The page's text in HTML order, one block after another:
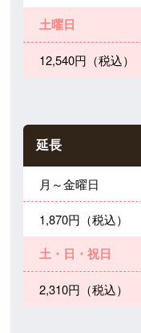
土曜日
12,540円（税込）
延長
月～金曜日
1,870円（税込）
土・日・祝日
2,310円（税込）